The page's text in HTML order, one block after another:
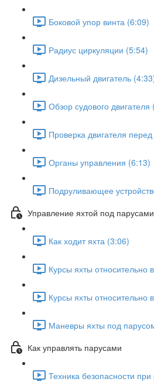
Боковой упор винта (6:09)
Радиус циркуляции (5:54)
Дизельный двигатель
Обзор судового двигателя
Проверка двигателя
Органы управления (6:13)
Подруливающее
Управление яхтой под парусами
Как ходит яхта (3:06)
Курсы яхты относительно
Курсы яхты относительно
Маневры яхты под
Как управлять парусами
Техника безопасности